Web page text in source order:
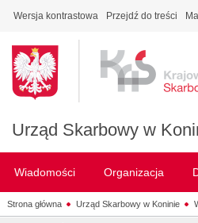
Wersja kontrastowa Przejdź do treści
Urząd Skarbowy w
Wiadomości Organizacja
Strona główna Urząd Skarbowy w Koninie